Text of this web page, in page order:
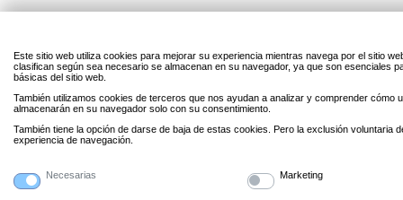
Este sitio web utiliza cookies para mejorar su experiencia mientras navega por el sitio
clasifican según sea necesario se almacenan en su navegador, ya que son esenciales
básicas del sitio web.
También utilizamos cookies de terceros que nos ayudan a analizar y comprender cómo
almacenarán en su navegador solo con su consentimiento.
También tiene la opción de darse de baja de estas cookies. Pero la exclusión voluntaria
experiencia de navegación.
Necesarias Marketing